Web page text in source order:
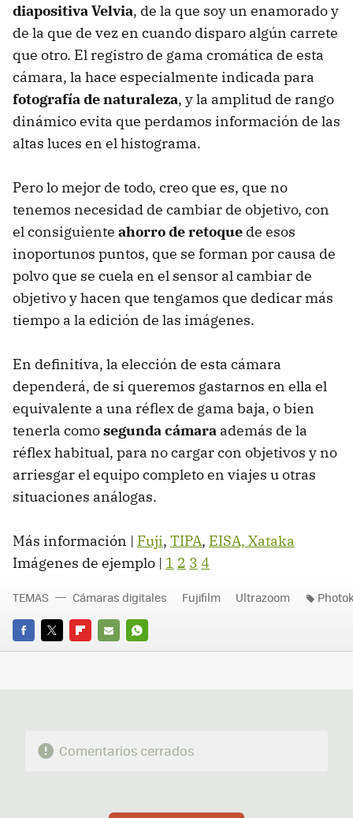
diapositiva Velvia, de la que soy un enamorado y
de la que de vez en cuando disparo algún carrete
que otro. El registro de gama cromática de esta
cámara, la hace especialmente indicada para
fotografía de naturaleza, y la amplitud de rango
dinámico evita que perdamos información de las
altas luces en el histograma.
Pero lo mejor de todo, creo que es, que no
tenemos necesidad de cambiar de objetivo, con
el consiguiente ahorro de retoque de esos
inoportunos puntos, que se forman por causa de
polvo que se cuela en el sensor al cambiar de
objetivo y hacen que tengamos que dedicar más
tiempo a la edición de las imágenes.
En definitiva, la elección de esta cámara
dependerá, de si queremos gastarnos en ella el
equivalente a una réflex de gama baja, o bien
tenerla comosegunda cámara además de la
réflex habitual, para no cargar con objetivos y no
arriesgar el equipo completo en viajes u otras
situaciones análogas.
Más información | Fuji, TIPA, EISA, Xataka
Imágenes de ejemplo | 1 2 3 4
FACEBOOK
TWITTERFLIPBOARD
E-
WHATSAPP
TEMAS Cámaras digitales Fujifilm Ultrazoom
Comentarios cerrados